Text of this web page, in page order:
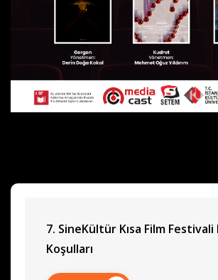
7. SineKültür Kısa Film Festivali
Koşulları